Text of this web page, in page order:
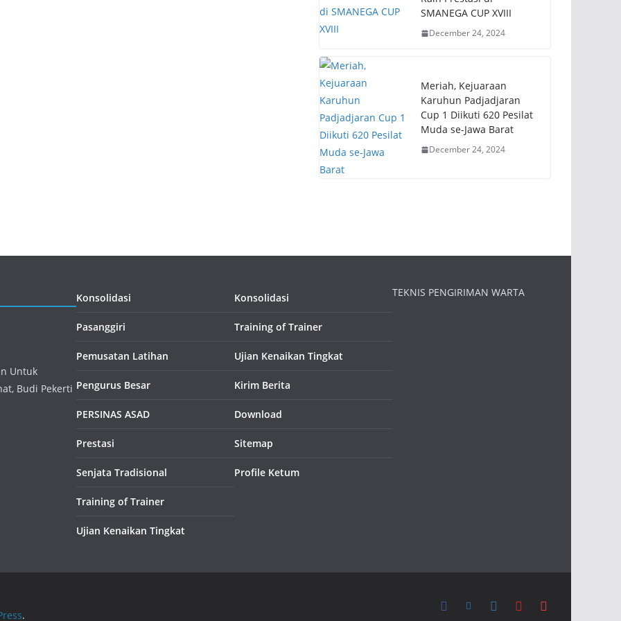
SMANEGA CUP XVIII
December 24, 2024
Meriah, Kejuaraan
Karuhun Padjadjaran
Cup 1 Diikuti 620 Pesilat
Muda se-Jawa Barat
December 24, 2024
Untuk
Budi Pekerti
Konsolidasi
Pasanggiri
Pemusatan Latihan
Pengurus Besar
PERSINAS ASAD
Prestasi
Senjata Tradisional
Training of Trainer
Ujian Kenaikan Tingkat
Konsolidasi
Training of Trainer
Ujian Kenaikan Tingkat
Kirim Berita
Download
Sitemap
Profile Ketum
TEKNIS PENGIRIMAN WARTA
.